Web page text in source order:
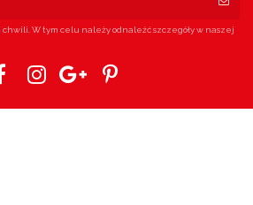
W tym celu należy odnaleźć szczegóły w naszej